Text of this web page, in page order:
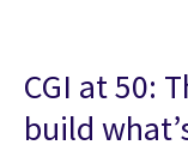
CGI at 50:
build